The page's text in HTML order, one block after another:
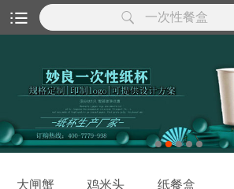
一次性餐盒
大闸蟹 鸡米头 纸餐盒